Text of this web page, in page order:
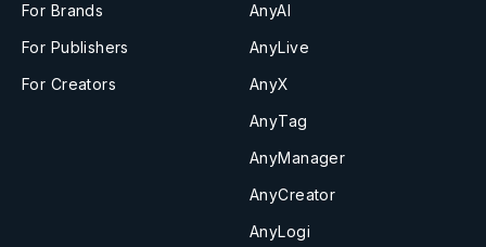
For Brands
For Publishers
For Creators
AnyAI
AnyLive
AnyX
AnyTag
AnyManager
AnyCreator
AnyLogi